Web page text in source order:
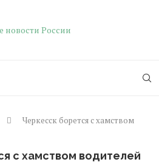
Черкесск борется с хамством
с хамством водителей